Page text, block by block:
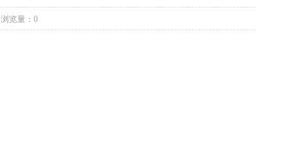
浏览量： 0